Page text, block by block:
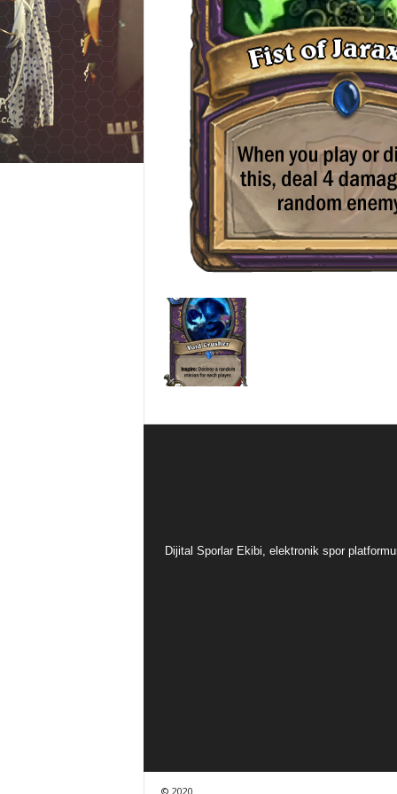
Dijital Sporlar Ekibi, elektronik spor
© 2020